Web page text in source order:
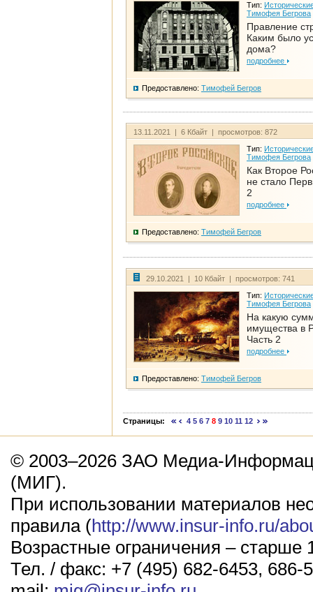
Тип:
Тимофея Бегрова
Правление
Каким было
дома?
подробнее
Предоставлено: Тимофей Бегров
13.11.2021 | 6 Кбайт | просмотров: 872
Тип:
Тимофея Бегрова
Как Второе
не стало
2
подробнее
Предоставлено: Тимофей Бегров
29.10.2021 | 10 Кбайт | просмотров: 741
Тип:
Тимофея Бегрова
На какую
имущества в
Часть 2
подробнее
Предоставлено: Тимофей Бегров
Страницы: 4 5 6 7 8 9 10 11 12
© 2003–2026 ЗАО Медиа-
(МИГ).
При использовании материалов
правила (http://www.insur-info.ru/
Возрастные ограничения – старше
Тел. / факс: +7 (495) 682-6453, 686-